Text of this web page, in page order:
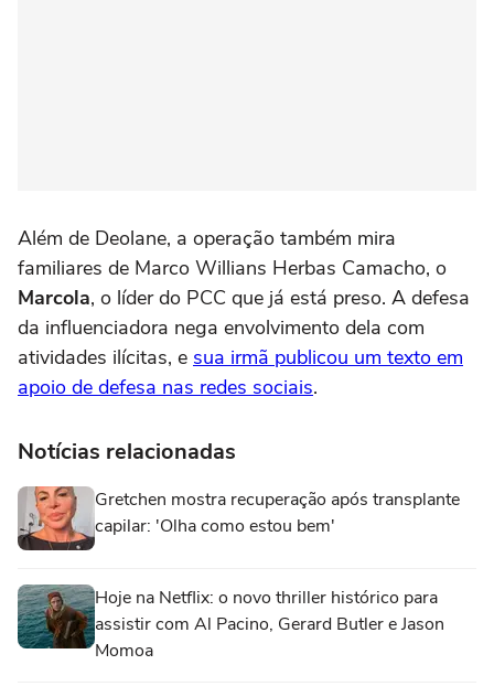
Além de Deolane, a operação também mira
familiares de Marco Willians Herbas Camacho, o
Marcola, o líder do PCC que já está preso. A defesa
da influenciadora nega envolvimento dela com
atividades ilícitas, e sua irmã publicou um texto em
apoio de defesa nas redes sociais.
Notícias relacionadas
Gretchen mostra recuperação após transplante
capilar: 'Olha como estou bem'
Hoje na Netflix: o novo thriller histórico para
assistir com Al Pacino, Gerard Butler e Jason
Momoa